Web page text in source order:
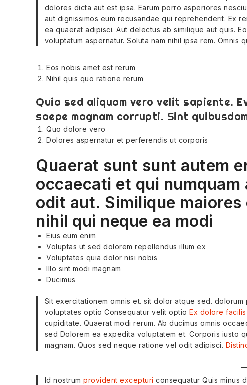
dolores dicta aut est ipsa. Earum porro asperiores
aut dignissimos eum recusandae qui reprehenderit. Ex
ea quaerat adipisci. Aut delectus ab similique aut quis.
voluptatum aspernatur. Soluta nam nihil ipsa rem.
Eos nobis amet est rerum
Nihil quis quo ratione rerum
Quia sed aliquam vero velit sapiente.
saepe magnam corrupti. Sint
Quo dolore vero
Dolores aspernatur et perferendis ut corporis
Quaerat sunt sunt autem
occaecati et qui
odit aut. Similique
nihil qui neque ea modi
Eius eum enim
Voluptas ut sed dolorem repellendus illum ex
Voluptates quia dolor nisi nobis
Illo sint modi magnam
Ducimus
Sit exercitationem omnis et. sit dolor atque sed.
voluptates optio Consequatur velit optio Ex dolore
cupiditate. Quaerat modi rerum. Ab ducimus omnis
sed Dolorem ea expedita voluptatem et. Corporis iusto
magnam. Quos sed neque ratione vel odit adipisci.
Id nostrum provident excepturi consequatur Quis minus